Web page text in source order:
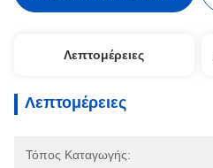
Λεπτομέρειες
Λεπτομέρειες
Τόπος Καταγωγής: